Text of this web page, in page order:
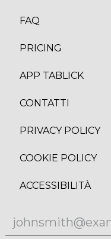
FAQ
PRICING
APP TABLICK
CONTATTI
PRIVACY POLICY
COOKIE POLICY
ACCESSIBILITÀ